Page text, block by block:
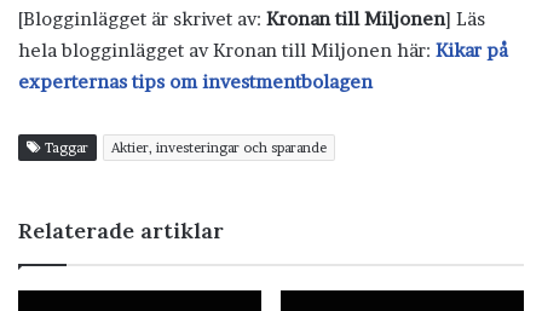
[Blogginlägget är skrivet av: Kronan till Miljonen] Läs
hela blogginlägget av Kronan till Miljonen här: Kikar på
experternas tips om investmentbolagen
Taggar Aktier, investeringar och sparande
Relaterade artiklar